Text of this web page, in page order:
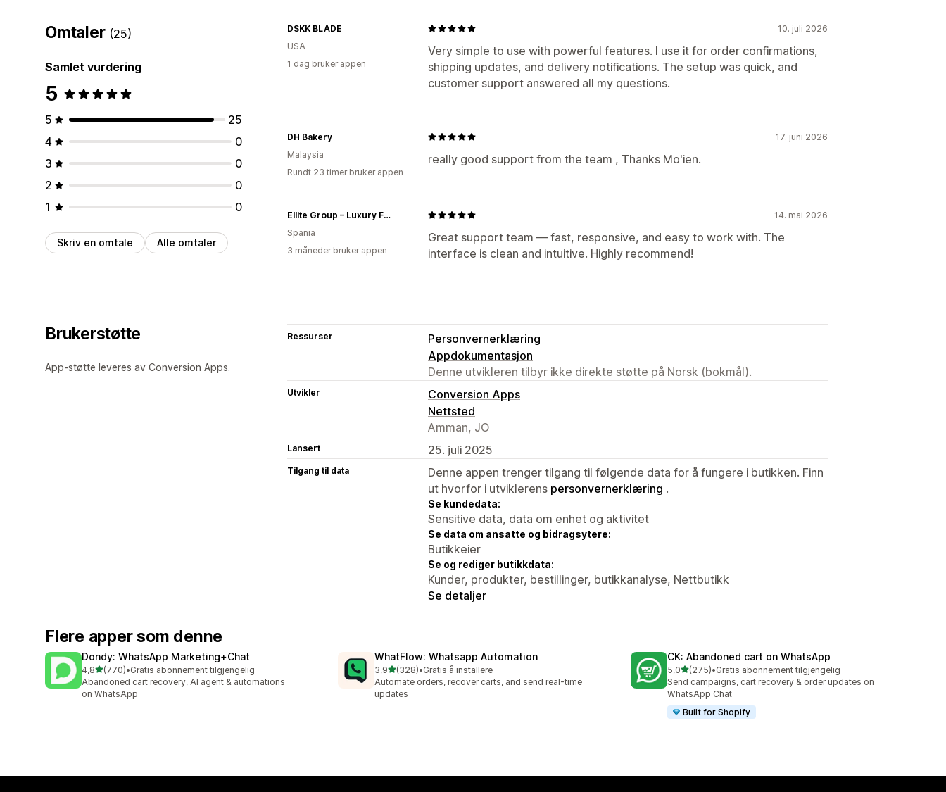
Omtaler (25)
Samlet vurdering
5
5
25
4
0
3
0
2
0
1
0
Skriv en omtale Alle omtaler
10. juli 2026
Very simple to use with powerful features. I use it for order confirmations,
shipping updates, and delivery notifications. The setup was quick, and
customer support answered all my questions.
DSKK BLADE
USA
1 dag bruker appen
17. juni 2026
really good support from the team , Thanks Mo'ien.
DH Bakery
Malaysia
Rundt 23 timer bruker appen
14. mai 2026
Great support team — fast, responsive, and easy to work with. The
interface is clean and intuitive. Highly recommend!
Ellite Group – Luxury Fashion Store
Spania
3 måneder bruker appen
Brukerstøtte
App-støtte leveres av Conversion Apps.
Ressurser
Personvernerklæring
Appdokumentasjon
Denne utvikleren tilbyr ikke direkte støtte på Norsk (bokmål).
Utvikler
Conversion Apps
Nettsted
Amman, JO
Lansert 25. juli 2025
Tilgang til data
Denne appen trenger tilgang til følgende data for å fungere i butikken. Finn
ut hvorfor i utviklerens personvernerklæring .
Se kundedata:
Sensitive data, data om enhet og aktivitet
Se data om ansatte og bidragsytere:
Butikkeier
Se og rediger butikkdata:
Kunder, produkter, bestillinger, butikkanalyse, Nettbutikk
Se detaljer
Flere apper som denne
Dondy: WhatsApp Marketing+Chat
4,8av 5 stjerner
(770)
Totalt 770 omtaler
•Gratis abonnement tilgjengelig
Abandoned cart recovery, AI agent & automations
on WhatsApp
WhatFlow: Whatsapp Automation
3,9av 5 stjerner
(328)
Totalt 328 omtaler
•Gratis å installere
Automate orders, recover carts, and send real-time
updates
CK: Abandoned cart on WhatsApp
5,0av 5 stjerner
(275)
Totalt 275 omtaler
•Gratis abonnement tilgjengelig
Send campaigns, cart recovery & order updates on
WhatsApp Chat
Built for Shopify